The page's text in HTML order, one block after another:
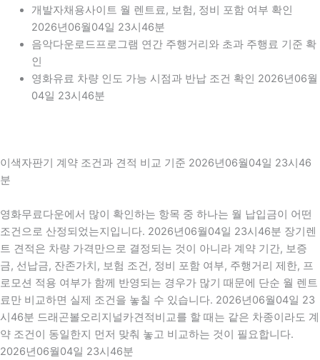
개발자채용사이트 월 렌트료, 보험, 정비 포함 여부 확인
2026년06월04일 23시46분
음악다운로드프로그램 연간 주행거리와 초과 주행료 기준 확
인
영화유료 차량 인도 가능 시점과 반납 조건 확인 2026년06월
04일 23시46분
이색자판기 계약 조건과 견적 비교 기준 2026년06월04일 23시46
분
영화무료다운에서 많이 확인하는 항목 중 하나는 월 납입금이 어떤
조건으로 산정되었는지입니다. 2026년06월04일 23시46분 장기렌
트 견적은 차량 가격만으로 결정되는 것이 아니라 계약 기간, 보증
금, 선납금, 잔존가치, 보험 조건, 정비 포함 여부, 주행거리 제한, 프
로모션 적용 여부가 함께 반영되는 경우가 많기 때문에 단순 월 렌트
료만 비교하면 실제 조건을 놓칠 수 있습니다. 2026년06월04일 23
시46분 드래곤볼오리지널카견적비교를 할 때는 같은 차종이라도 계
약 조건이 동일한지 먼저 맞춰 놓고 비교하는 것이 필요합니다.
2026년06월04일 23시46분